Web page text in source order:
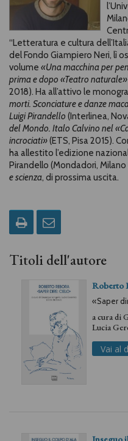
“Letteratura e cultura
del Fondo Giampiero Neri, lì
volume «Una macchina per
prima e dopo «Teatro naturale»
2018). Ha all’attivo le
morti. Sconciature e danze
Luigi Pirandello (Interlinea,
del Mondo. Italo Calvino nel
incrociati»(ETS, Pisa 2015).
ha allestito l’edizione
Pirandello (Mondadori,
e scienza, di prossima uscita.
Titoli dell'autore
Roberto
«Saper
a cura di
Lucia
Vai al